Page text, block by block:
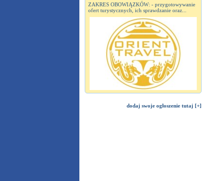
ZAKRES OBOWIĄZKÓW: - przygotowywanie
ofert turystycznych, ich sprawdzanie oraz...
dodaj swoje ogłoszenie tutaj [+]